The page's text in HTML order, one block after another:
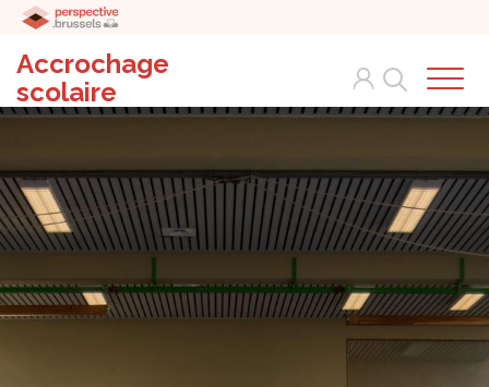
Accrochage
scolaire
Search